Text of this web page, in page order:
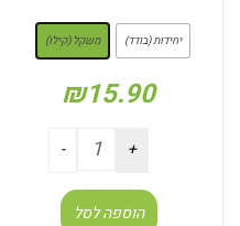
יחידות (בודד) משקל (קילו)
₪15.90
הוספה לסל